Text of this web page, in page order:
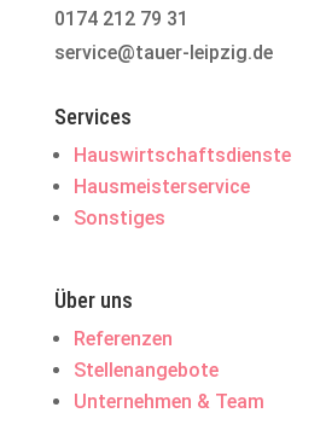
0174 212 79 31
service@tauer-leipzig.de
Services
Hauswirtschaftsdienste
Hausmeisterservice
Sonstiges
Über uns
Referenzen
Stellenangebote
Unternehmen & Team